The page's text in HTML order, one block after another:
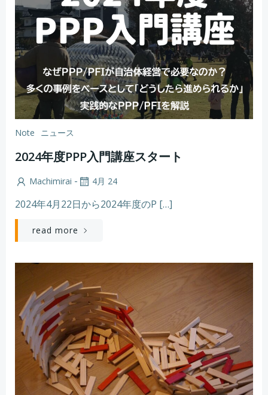
Note ニュース
2024年度PPP入門講座スタート
Machimirai - 4月 24
2024年4月22日から2024年度のP […]
read more